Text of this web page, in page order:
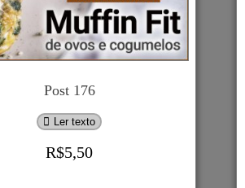
176
Post 176
Ler texto
R$5,50